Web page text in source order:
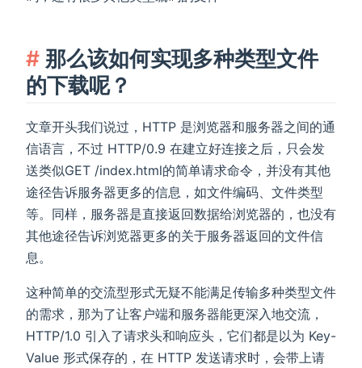
那么该如何实现多种类型文件
的下载呢？
文章开头我们说过，HTTP 是浏览器和服务器之间的通
信语言，不过 HTTP/0.9 在建立好连接之后，只会发
送类似GET /index.html的简单请求命令，并没有其他
途径告诉服务器更多的信息，如文件编码、文件类型
等。同样，服务器是直接返回数据给浏览器的，也没有
其他途径告诉浏览器更多的关于服务器返回的文件信
息。
这种简单的交流型形式无疑不能满足传输多种类型文件
的需求，那为了让客户端和服务器能更深入地交流，
HTTP/1.0 引入了请求头和响应头，它们都是以为 Key-
Value 形式保存的，在 HTTP 发送请求时，会带上请